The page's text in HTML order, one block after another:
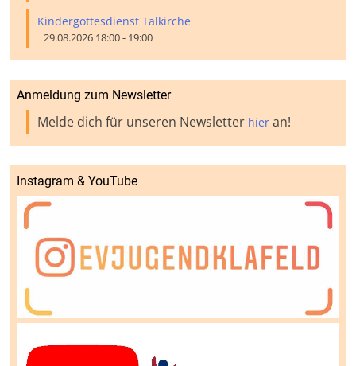
Kindergottesdienst Talkirche
29.08.2026 18:00 - 19:00
Anmeldung zum Newsletter
Melde dich für unseren Newsletter hier an!
Instagram & YouTube